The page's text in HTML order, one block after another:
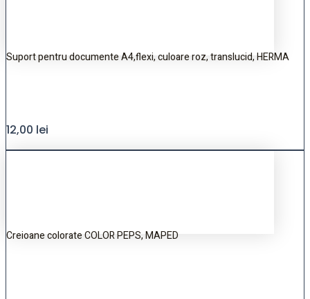
Suport pentru documente A4,flexi, culoare roz, translucid, HERMA
12,00 lei
Creioane colorate COLOR PEPS, MAPED